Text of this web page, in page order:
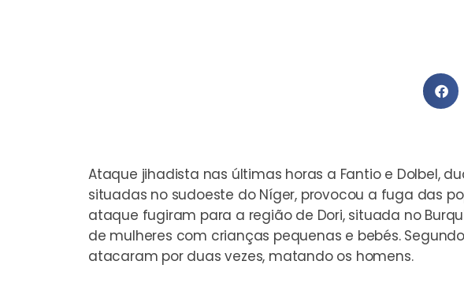
Ataque jihadista nas últimas horas a Fantio e Dolbel,
situadas no sudoeste do Níger, provocou a fuga das
ataque fugiram para a região de Dori, situada no
de mulheres com crianças pequenas e bebés.
atacaram por duas vezes, matando os homens.